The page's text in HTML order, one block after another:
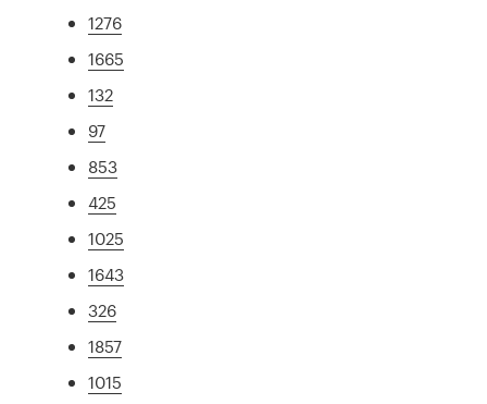
1276
1665
132
97
853
425
1025
1643
326
1857
1015